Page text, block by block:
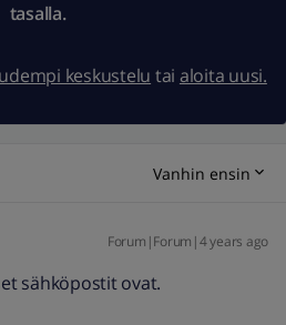
tasalla.
keskustelu tai aloita uusi.
Vanhin ensin
Forum|Forum|4 years ago
sähköpostit ovat.